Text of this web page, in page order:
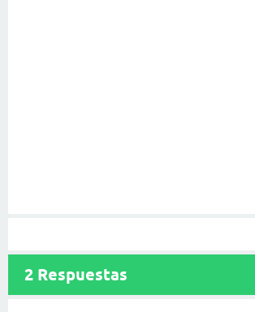
2 Respuestas